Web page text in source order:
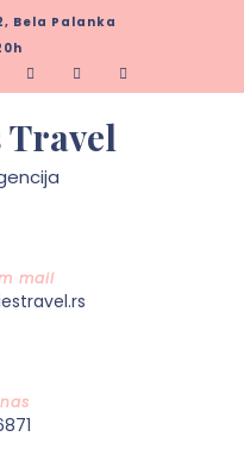
Bela Palanka
Travel
mail